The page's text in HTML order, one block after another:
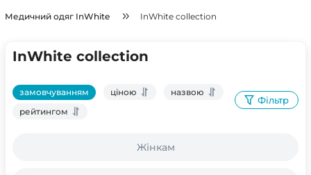
Медичний одяг InWhite InWhite collection
InWhite collection
замовчуванням ціною
назвою
рейтингом
Фільтр
Жінкам